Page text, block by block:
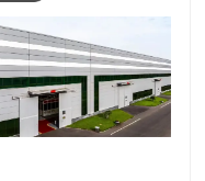
Warehouse